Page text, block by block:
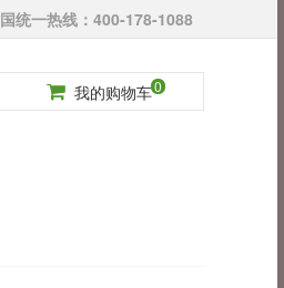
统一热线：400-178-1088
我的购物车0
请登录 免费注册